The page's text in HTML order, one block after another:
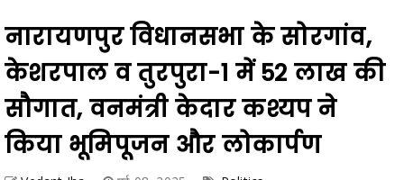
नारायणपुर विधानसभा के सोरगांव,
केशरपाल व तुरपुरा-1 में 52 लाख की
सौगात, वनमंत्री केदार कश्यप ने
किया भूमिपूजन और लोकार्पण